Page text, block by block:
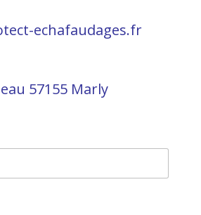
echafaudages.fr
57155 Marly